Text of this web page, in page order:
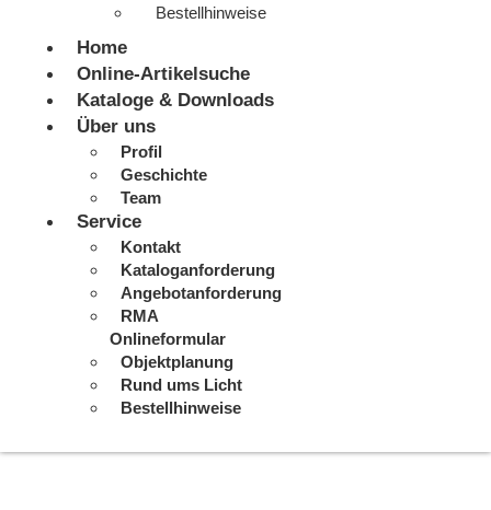
Bestellhinweise
Home
Online-Artikelsuche
Kataloge & Downloads
Über uns
Profil
Geschichte
Team
Service
Kontakt
Kataloganforderung
Angebotanforderung
RMA
Onlineformular
Objektplanung
Rund ums Licht
Bestellhinweise